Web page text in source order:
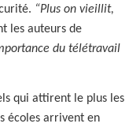
“Plus on vieillit,
les auteurs de
du télétravail
qui attirent le plus les
écoles arrivent en